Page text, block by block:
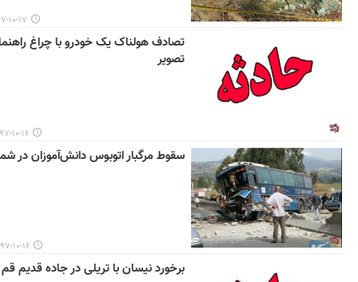
۱۳۹۷-۱۰-
تصادف هولناک یک خودرو با چراغ
تصویر
۱۳۹۷-۱۰-۱۶
سقوط مرگبار اتوبوس دانش‌آموزان در
۱۳۹۷-۱۰-۱۶
برخورد نیسان با تریلی در جاده قدیم